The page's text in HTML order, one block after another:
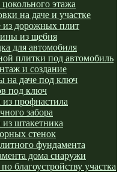
этажа
на даче и участке
из дорожных плит
из щебня
для автомобиля
плитки под автомобиль
и создание
на даче под ключ
под ключ
из профнастила
забора
из штакетника
стенок
фундамента
дома снаружи
благоустройству участка